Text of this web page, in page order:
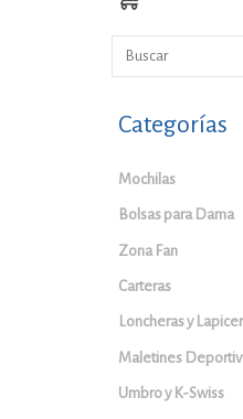
Categorías
Mochilas
Bolsas para Dama
Zona Fan
Carteras
Loncheras y
Maletines
Umbro y K-Swiss